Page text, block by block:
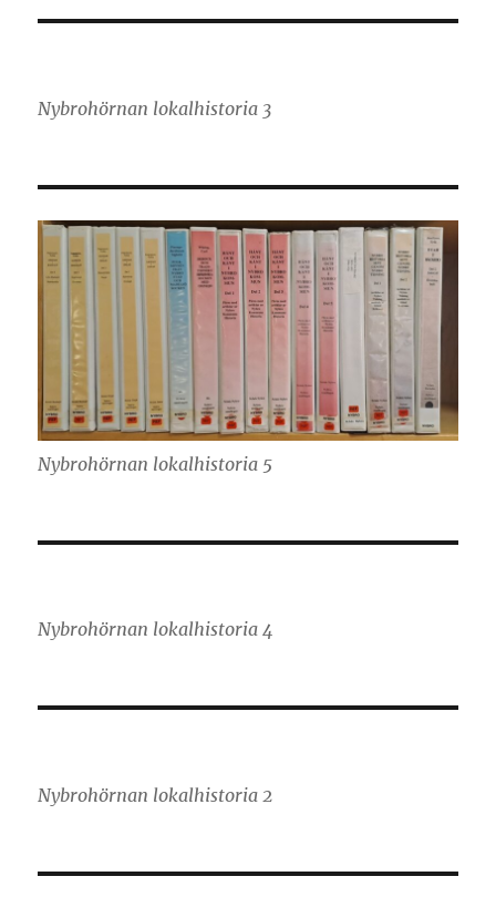
Nybrohörnan lokalhistoria 3
Nybrohörnan lokalhistoria 5
Nybrohörnan lokalhistoria 4
Nybrohörnan lokalhistoria 2